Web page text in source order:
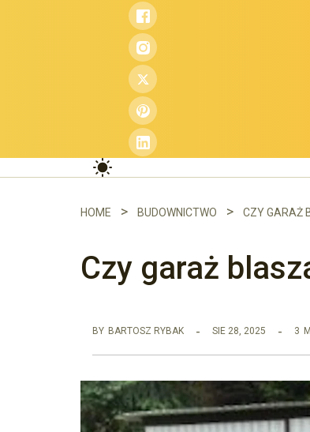
HOME BUDOWNICTWO CZY GARAŻ
Czy garaż
BY BARTOSZ RYBAK SIE 28, 2025 3